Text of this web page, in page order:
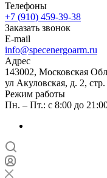
Телефоны
+7 (910) 459-39-38
Заказать звонок
E-mail
info@specenergoarm.ru
Адрес
143002, Московская
ул Акуловская, д. 2,
Режим работы
Пн. – Пт.: с 8:00 до